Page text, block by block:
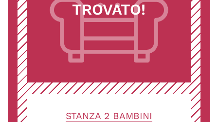
TROVATO!
STANZA 2 BAMBINI